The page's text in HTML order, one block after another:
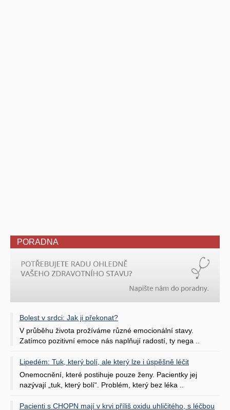
PORADNA
Bolest v srdci: Jak ji překonat?
V průběhu života prožíváme různé emocionální stavy.
Zatímco pozitivní emoce nás naplňují radostí, ty nega ..
Lipedém: Tuk, který bolí, ale který lze i úspěšně léčit
Onemocnění, které postihuje pouze ženy. Pacientky jej
nazývají „tuk, který bolí“. Problém, který bez léka ..
Pacienti s CHOPN mají v krvi příliš oxidu uhličitého, s léčbou